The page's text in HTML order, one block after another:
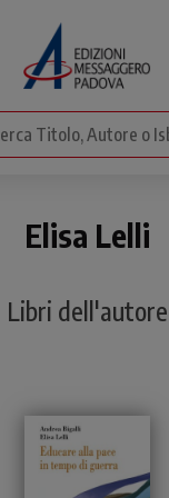
Elisa Lelli
Libri dell'autore